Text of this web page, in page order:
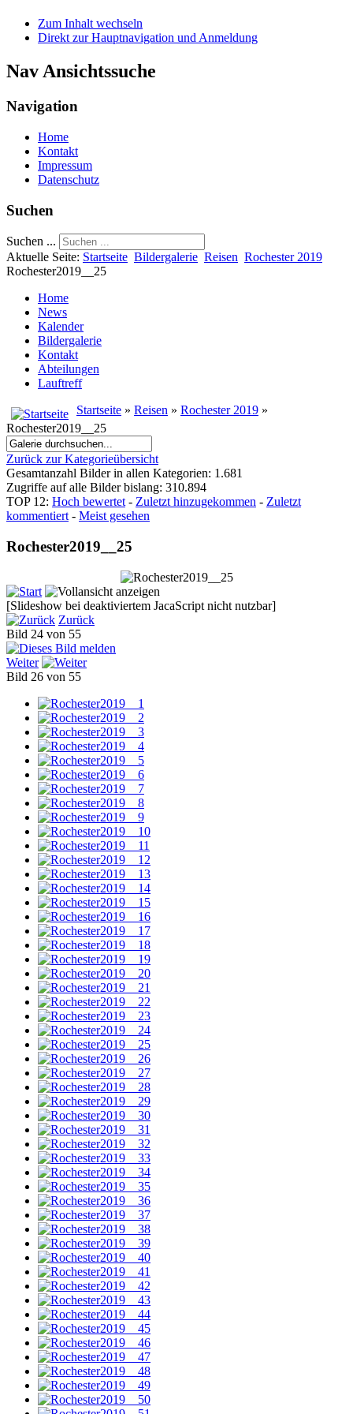
Zum Inhalt wechseln
Direkt zur Hauptnavigation und Anmeldung
Nav Ansichtssuche
Navigation
Home
Kontakt
Impressum
Datenschutz
Suchen
Suchen ...
Aktuelle Seite: Startseite Bildergalerie Reisen Rochester 2019
Rochester2019__25
Home
News
Kalender
Bildergalerie
Kontakt
Abteilungen
Lauftreff
Startseite » Reisen » Rochester 2019 »
Rochester2019__25
Zurück zur Kategorieübersicht
Gesamtanzahl Bilder in allen Kategorien: 1.681
Zugriffe auf alle Bilder bislang: 310.894
TOP 12: Hoch bewertet- Zuletzt hinzugekommen - Zuletzt
kommentiert- Meist gesehen
Rochester2019__25
[Slideshow bei deaktiviertem JacaScript nicht nutzbar]
Zurück
Bild 24 von 55
Weiter
Bild 26 von 55